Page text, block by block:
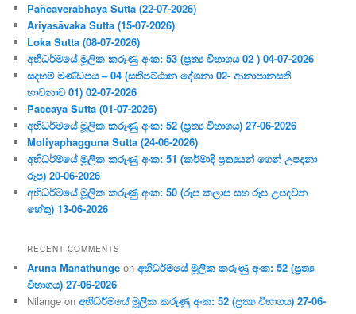
Pañcaverabhaya Sutta (22-07-2026)
Ariyasāvaka Sutta (15-07-2026)
Loka Sutta (08-07-2026)
අභිධර්මයේ මූලික කරුණු අංක: 53 (ප්‍ර‍ත්‍ය විභාගය 02 ) 04-07-2026
සදහම් මණ්ඩපය – 04 (සතිපට්ඨාන දේශනා 02- ආනාපානසති
භාවනාව 01) 02-07-2026
Paccaya Sutta (01-07-2026)
අභිධර්මයේ මූලික කරුණු අංක: 52 (ප්‍ර‍ත්‍ය විභාගය) 27-06-2026
Moliyaphagguna Sutta (24-06-2026)
අභිධර්මයේ මූලික කරුණු අංක: 51 (කර්මාදි ප්‍ර‍ත්‍යයන් ගෙන් උපදනා
රූප) 20-06-2026
අභිධර්මයේ මූලික කරුණු අංක: 50 (රූප කලාප සහ රූප උපදවන
හේතු) 13-06-2026
RECENT COMMENTS
Aruna Manathunge onඅභිධර්මයේ මූලික කරුණු අංක: 52 (ප්‍ර‍ත්‍ය
විභාගය) 27-06-2026
Nilange onඅභිධර්මයේ මූලික කරුණු අංක: 52 (ප්‍ර‍ත්‍ය විභාගය) 27-06-